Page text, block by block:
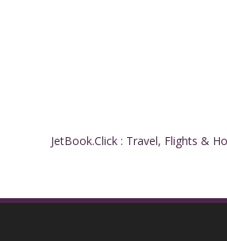
JetBook.Click : Travel, Flights &